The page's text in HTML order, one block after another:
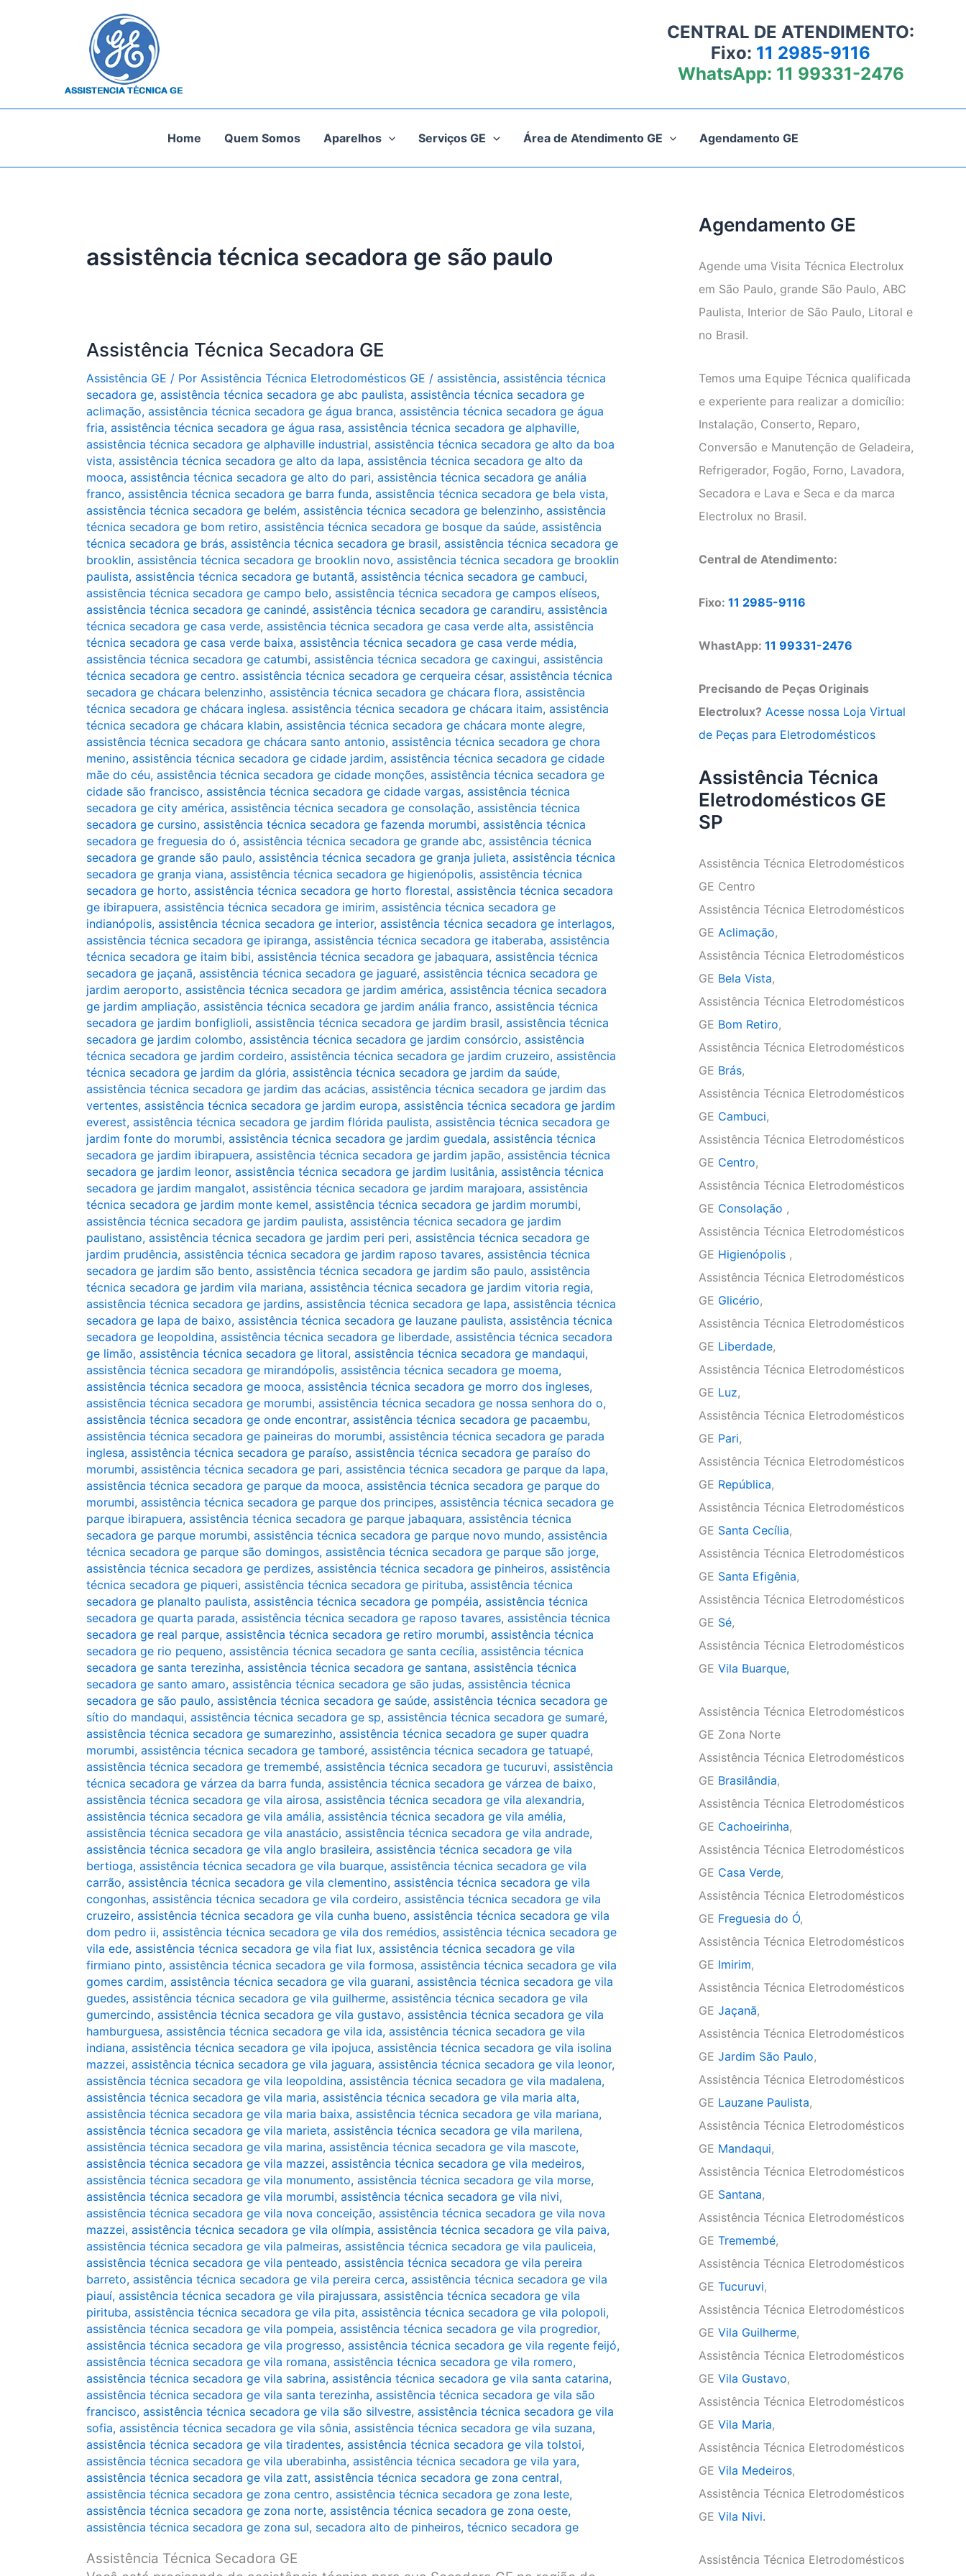
CENTRAL DE ATENDIMENTO:
Fixo: 11 2985-9116
WhatsApp: 11 99331-2476
Home Quem Somos Aparelhos Serviços GE Área de Atendimento GE Agendamento GE
assistência técnica secadora ge são paulo
Assistência Técnica Secadora GE
Assistência GE / Por Assistência Técnica Eletrodomésticos GE / assistência, assistência técnica
secadora ge, assistência técnica secadora ge abc paulista, assistência técnica secadora ge
aclimação, assistência técnica secadora ge água branca, assistência técnica secadora ge água
fria, assistência técnica secadora ge água rasa, assistência técnica secadora ge alphaville,
assistência técnica secadora ge alphaville industrial, assistência técnica secadora ge alto da boa
vista, assistência técnica secadora ge alto da lapa, assistência técnica secadora ge alto da
mooca, assistência técnica secadora ge alto do pari, assistência técnica secadora ge anália
franco, assistência técnica secadora ge barra funda, assistência técnica secadora ge bela vista,
assistência técnica secadora ge belém, assistência técnica secadora ge belenzinho, assistência
técnica secadora ge bom retiro, assistência técnica secadora ge bosque da saúde, assistência
técnica secadora ge brás, assistência técnica secadora ge brasil, assistência técnica secadora ge
brooklin, assistência técnica secadora ge brooklin novo, assistência técnica secadora ge brooklin
paulista, assistência técnica secadora ge butantã, assistência técnica secadora ge cambuci,
assistência técnica secadora ge campo belo, assistência técnica secadora ge campos elíseos,
assistência técnica secadora ge canindé, assistência técnica secadora ge carandiru, assistência
técnica secadora ge casa verde, assistência técnica secadora ge casa verde alta, assistência
técnica secadora ge casa verde baixa, assistência técnica secadora ge casa verde média,
assistência técnica secadora ge catumbi, assistência técnica secadora ge caxingui, assistência
técnica secadora ge centro. assistência técnica secadora ge cerqueira césar, assistência técnica
secadora ge chácara belenzinho, assistência técnica secadora ge chácara flora, assistência
técnica secadora ge chácara inglesa. assistência técnica secadora ge chácara itaim, assistência
técnica secadora ge chácara klabin, assistência técnica secadora ge chácara monte alegre,
assistência técnica secadora ge chácara santo antonio, assistência técnica secadora ge chora
menino, assistência técnica secadora ge cidade jardim, assistência técnica secadora ge cidade
mãe do céu, assistência técnica secadora ge cidade monções, assistência técnica secadora ge
cidade são francisco, assistência técnica secadora ge cidade vargas, assistência técnica
secadora ge city américa, assistência técnica secadora ge consolação, assistência técnica
secadora ge cursino, assistência técnica secadora ge fazenda morumbi, assistência técnica
secadora ge freguesia do ó, assistência técnica secadora ge grande abc, assistência técnica
secadora ge grande são paulo, assistência técnica secadora ge granja julieta, assistência técnica
secadora ge granja viana, assistência técnica secadora ge higienópolis, assistência técnica
secadora ge horto, assistência técnica secadora ge horto florestal, assistência técnica secadora
ge ibirapuera, assistência técnica secadora ge imirim, assistência técnica secadora ge
indianópolis, assistência técnica secadora ge interior, assistência técnica secadora ge interlagos,
assistência técnica secadora ge ipiranga, assistência técnica secadora ge itaberaba, assistência
técnica secadora ge itaim bibi, assistência técnica secadora ge jabaquara, assistência técnica
secadora ge jaçanã, assistência técnica secadora ge jaguaré, assistência técnica secadora ge
jardim aeroporto, assistência técnica secadora ge jardim américa, assistência técnica secadora
ge jardim ampliação, assistência técnica secadora ge jardim anália franco, assistência técnica
secadora ge jardim bonfiglioli, assistência técnica secadora ge jardim brasil, assistência técnica
secadora ge jardim colombo, assistência técnica secadora ge jardim consórcio, assistência
técnica secadora ge jardim cordeiro, assistência técnica secadora ge jardim cruzeiro, assistência
técnica secadora ge jardim da glória, assistência técnica secadora ge jardim da saúde,
assistência técnica secadora ge jardim das acácias, assistência técnica secadora ge jardim das
vertentes, assistência técnica secadora ge jardim europa, assistência técnica secadora ge jardim
everest, assistência técnica secadora ge jardim flórida paulista, assistência técnica secadora ge
jardim fonte do morumbi, assistência técnica secadora ge jardim guedala, assistência técnica
secadora ge jardim ibirapuera, assistência técnica secadora ge jardim japão, assistência técnica
secadora ge jardim leonor, assistência técnica secadora ge jardim lusitânia, assistência técnica
secadora ge jardim mangalot, assistência técnica secadora ge jardim marajoara, assistência
técnica secadora ge jardim monte kemel, assistência técnica secadora ge jardim morumbi,
assistência técnica secadora ge jardim paulista, assistência técnica secadora ge jardim
paulistano, assistência técnica secadora ge jardim peri peri, assistência técnica secadora ge
jardim prudência, assistência técnica secadora ge jardim raposo tavares, assistência técnica
secadora ge jardim são bento, assistência técnica secadora ge jardim são paulo, assistência
técnica secadora ge jardim vila mariana, assistência técnica secadora ge jardim vitoria regia,
assistência técnica secadora ge jardins, assistência técnica secadora ge lapa, assistência técnica
secadora ge lapa de baixo, assistência técnica secadora ge lauzane paulista, assistência técnica
secadora ge leopoldina, assistência técnica secadora ge liberdade, assistência técnica secadora
ge limão, assistência técnica secadora ge litoral, assistência técnica secadora ge mandaqui,
assistência técnica secadora ge mirandópolis, assistência técnica secadora ge moema,
assistência técnica secadora ge mooca, assistência técnica secadora ge morro dos ingleses,
assistência técnica secadora ge morumbi, assistência técnica secadora ge nossa senhora do o,
assistência técnica secadora ge onde encontrar, assistência técnica secadora ge pacaembu,
assistência técnica secadora ge paineiras do morumbi, assistência técnica secadora ge parada
inglesa, assistência técnica secadora ge paraíso, assistência técnica secadora ge paraíso do
morumbi, assistência técnica secadora ge pari, assistência técnica secadora ge parque da lapa,
assistência técnica secadora ge parque da mooca, assistência técnica secadora ge parque do
morumbi, assistência técnica secadora ge parque dos principes, assistência técnica secadora ge
parque ibirapuera, assistência técnica secadora ge parque jabaquara, assistência técnica
secadora ge parque morumbi, assistência técnica secadora ge parque novo mundo, assistência
técnica secadora ge parque são domingos, assistência técnica secadora ge parque são jorge,
assistência técnica secadora ge perdizes, assistência técnica secadora ge pinheiros, assistência
técnica secadora ge piqueri, assistência técnica secadora ge pirituba, assistência técnica
secadora ge planalto paulista, assistência técnica secadora ge pompéia, assistência técnica
secadora ge quarta parada, assistência técnica secadora ge raposo tavares, assistência técnica
secadora ge real parque, assistência técnica secadora ge retiro morumbi, assistência técnica
secadora ge rio pequeno, assistência técnica secadora ge santa cecília, assistência técnica
secadora ge santa terezinha, assistência técnica secadora ge santana, assistência técnica
secadora ge santo amaro, assistência técnica secadora ge são judas, assistência técnica
secadora ge são paulo, assistência técnica secadora ge saúde, assistência técnica secadora ge
sítio do mandaqui, assistência técnica secadora ge sp, assistência técnica secadora ge sumaré,
assistência técnica secadora ge sumarezinho, assistência técnica secadora ge super quadra
morumbi, assistência técnica secadora ge tamboré, assistência técnica secadora ge tatuapé,
assistência técnica secadora ge tremembé, assistência técnica secadora ge tucuruvi, assistência
técnica secadora ge várzea da barra funda, assistência técnica secadora ge várzea de baixo,
assistência técnica secadora ge vila airosa, assistência técnica secadora ge vila alexandria,
assistência técnica secadora ge vila amália, assistência técnica secadora ge vila amélia,
assistência técnica secadora ge vila anastácio, assistência técnica secadora ge vila andrade,
assistência técnica secadora ge vila anglo brasileira, assistência técnica secadora ge vila
bertioga, assistência técnica secadora ge vila buarque, assistência técnica secadora ge vila
carrão, assistência técnica secadora ge vila clementino, assistência técnica secadora ge vila
congonhas, assistência técnica secadora ge vila cordeiro, assistência técnica secadora ge vila
cruzeiro, assistência técnica secadora ge vila cunha bueno, assistência técnica secadora ge vila
dom pedro ii, assistência técnica secadora ge vila dos remédios, assistência técnica secadora ge
vila ede, assistência técnica secadora ge vila fiat lux, assistência técnica secadora ge vila
firmiano pinto, assistência técnica secadora ge vila formosa, assistência técnica secadora ge vila
gomes cardim, assistência técnica secadora ge vila guarani, assistência técnica secadora ge vila
guedes, assistência técnica secadora ge vila guilherme, assistência técnica secadora ge vila
gumercindo, assistência técnica secadora ge vila gustavo, assistência técnica secadora ge vila
hamburguesa, assistência técnica secadora ge vila ida, assistência técnica secadora ge vila
indiana, assistência técnica secadora ge vila ipojuca, assistência técnica secadora ge vila isolina
mazzei, assistência técnica secadora ge vila jaguara, assistência técnica secadora ge vila leonor,
assistência técnica secadora ge vila leopoldina, assistência técnica secadora ge vila madalena,
assistência técnica secadora ge vila maria, assistência técnica secadora ge vila maria alta,
assistência técnica secadora ge vila maria baixa, assistência técnica secadora ge vila mariana,
assistência técnica secadora ge vila marieta, assistência técnica secadora ge vila marilena,
assistência técnica secadora ge vila marina, assistência técnica secadora ge vila mascote,
assistência técnica secadora ge vila mazzei, assistência técnica secadora ge vila medeiros,
assistência técnica secadora ge vila monumento, assistência técnica secadora ge vila morse,
assistência técnica secadora ge vila morumbi, assistência técnica secadora ge vila nivi,
assistência técnica secadora ge vila nova conceição, assistência técnica secadora ge vila nova
mazzei, assistência técnica secadora ge vila olímpia, assistência técnica secadora ge vila paiva,
assistência técnica secadora ge vila palmeiras, assistência técnica secadora ge vila pauliceia,
assistência técnica secadora ge vila penteado, assistência técnica secadora ge vila pereira
barreto, assistência técnica secadora ge vila pereira cerca, assistência técnica secadora ge vila
piauí, assistência técnica secadora ge vila pirajussara, assistência técnica secadora ge vila
pirituba, assistência técnica secadora ge vila pita, assistência técnica secadora ge vila polopoli,
assistência técnica secadora ge vila pompeia, assistência técnica secadora ge vila progredior,
assistência técnica secadora ge vila progresso, assistência técnica secadora ge vila regente feijó,
assistência técnica secadora ge vila romana, assistência técnica secadora ge vila romero,
assistência técnica secadora ge vila sabrina, assistência técnica secadora ge vila santa catarina,
assistência técnica secadora ge vila santa terezinha, assistência técnica secadora ge vila são
francisco, assistência técnica secadora ge vila são silvestre, assistência técnica secadora ge vila
sofia, assistência técnica secadora ge vila sônia, assistência técnica secadora ge vila suzana,
assistência técnica secadora ge vila tiradentes, assistência técnica secadora ge vila tolstoi,
assistência técnica secadora ge vila uberabinha, assistência técnica secadora ge vila yara,
assistência técnica secadora ge vila zatt, assistência técnica secadora ge zona central,
assistência técnica secadora ge zona centro, assistência técnica secadora ge zona leste,
assistência técnica secadora ge zona norte, assistência técnica secadora ge zona oeste,
assistência técnica secadora ge zona sul, secadora alto de pinheiros, técnico secadora ge
Assistência Técnica Secadora GE
Agendamento GE
Agende uma Visita Técnica Electrolux
em São Paulo, grande São Paulo, ABC
Paulista, Interior de São Paulo, Litoral e
no Brasil.
Temos uma Equipe Técnica qualificada
e experiente para realizar a domicílio:
Instalação, Conserto, Reparo,
Conversão e Manutenção de Geladeira,
Refrigerador, Fogão, Forno, Lavadora,
Secadora e Lava e Seca e da marca
Electrolux no Brasil.
Central de Atendimento:
Fixo: 11 2985-9116
WhastApp: 11 99331-2476
Precisando de Peças Originais
Electrolux? Acesse nossa Loja Virtual
de Peças para Eletrodomésticos
Assistência Técnica
Eletrodomésticos GE
SP
Assistência Técnica Eletrodomésticos
GE Centro
Assistência Técnica Eletrodomésticos
GE Aclimação,
Assistência Técnica Eletrodomésticos
GE Bela Vista,
Assistência Técnica Eletrodomésticos
GE Bom Retiro,
Assistência Técnica Eletrodomésticos
GE Brás,
Assistência Técnica Eletrodomésticos
GE Cambuci,
Assistência Técnica Eletrodomésticos
GE Centro,
Assistência Técnica Eletrodomésticos
GE Consolação ,
Assistência Técnica Eletrodomésticos
GE Higienópolis ,
Assistência Técnica Eletrodomésticos
GE Glicério,
Assistência Técnica Eletrodomésticos
GE Liberdade,
Assistência Técnica Eletrodomésticos
GE Luz,
Assistência Técnica Eletrodomésticos
GE Pari,
Assistência Técnica Eletrodomésticos
GE República,
Assistência Técnica Eletrodomésticos
GE Santa Cecília,
Assistência Técnica Eletrodomésticos
GE Santa Efigênia,
Assistência Técnica Eletrodomésticos
GE Sé,
Assistência Técnica Eletrodomésticos
GE Vila Buarque,
Assistência Técnica Eletrodomésticos
GE Zona Norte
Assistência Técnica Eletrodomésticos
GE Brasilândia,
Assistência Técnica Eletrodomésticos
GE Cachoeirinha,
Assistência Técnica Eletrodomésticos
GE Casa Verde,
Assistência Técnica Eletrodomésticos
GE Freguesia do Ó,
Assistência Técnica Eletrodomésticos
GE Imirim,
Assistência Técnica Eletrodomésticos
GE Jaçanã,
Assistência Técnica Eletrodomésticos
GE Jardim São Paulo,
Assistência Técnica Eletrodomésticos
GE Lauzane Paulista,
Assistência Técnica Eletrodomésticos
GE Mandaqui,
Assistência Técnica Eletrodomésticos
GE Santana,
Assistência Técnica Eletrodomésticos
GE Tremembé,
Assistência Técnica Eletrodomésticos
GE Tucuruvi,
Assistência Técnica Eletrodomésticos
GE Vila Guilherme,
Assistência Técnica Eletrodomésticos
GE Vila Gustavo,
Assistência Técnica Eletrodomésticos
GE Vila Maria,
Assistência Técnica Eletrodomésticos
GE Vila Medeiros,
Assistência Técnica Eletrodomésticos
GE Vila Nivi.
Assistência Técnica Eletrodomésticos